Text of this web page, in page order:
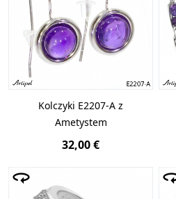
Kolczyki E2207-A z
Ametystem
32,00 €